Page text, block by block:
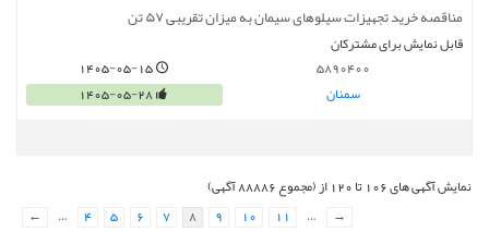
مناقصه خرید تجهیزات سیلوهای سیمان به میزان تقریبی ۵۷ تن
قابل نمایش برای مشترکان
5890400
سمنان
1405-05-15
1405-05-28
نمایش آگهی های 106 تا 120 از (مجموع 88886 آگهی)
←
… 4 5 6 7 8 9 10 11 … →